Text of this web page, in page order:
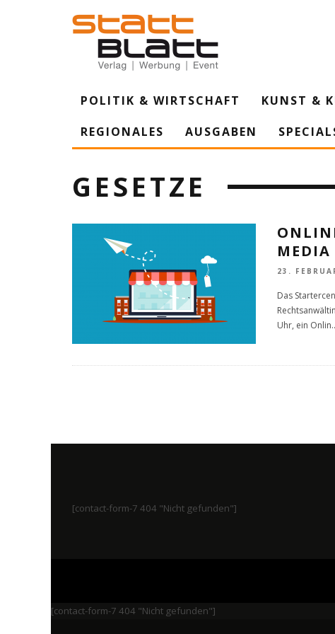
POLITIK & WIRTSCHAFT KUNST &
REGIONALES
AUSGABEN
GESETZE
MEDIA
23.
Das
Uhr, ein Onlin
[contact-form-7 404 "Nicht gefunden"]
[contact-form-7 404 "Nicht gefunden"]